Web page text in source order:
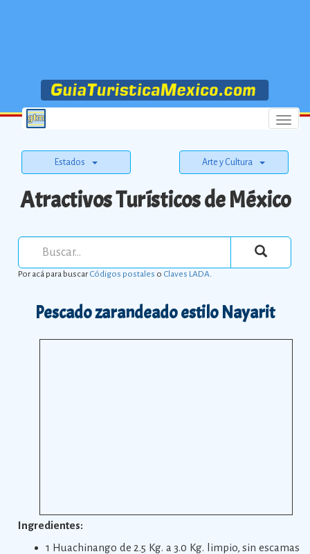
Menu
Estados Arte y Cultura
Atractivos Turísticos de México
Por acá para buscarCódigos postales o Claves LADA.
Pescado zarandeado estilo Nayarit
Ingredientes:
1 Huachinango de 2.5 Kg. a 3.0 Kg. limpio, sin escamas